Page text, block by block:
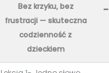
Bez krzyku, bez
frustracji — skuteczna
codzienność z
dzieckiem
-